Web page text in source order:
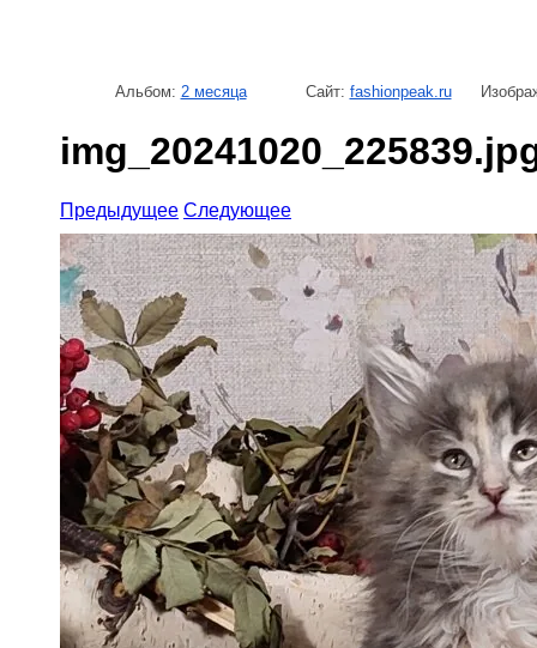
Альбом: 2 месяца Сайт: fashionpeak.ru
Предыдущее Следующее